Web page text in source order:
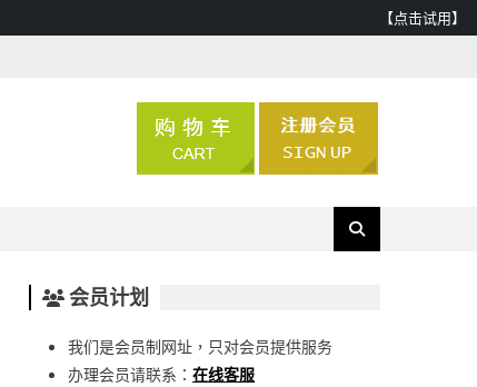
【点击试用】
会员计划
我们是会员制网址，只对会员提供服务
办理会员请联系：在线客服